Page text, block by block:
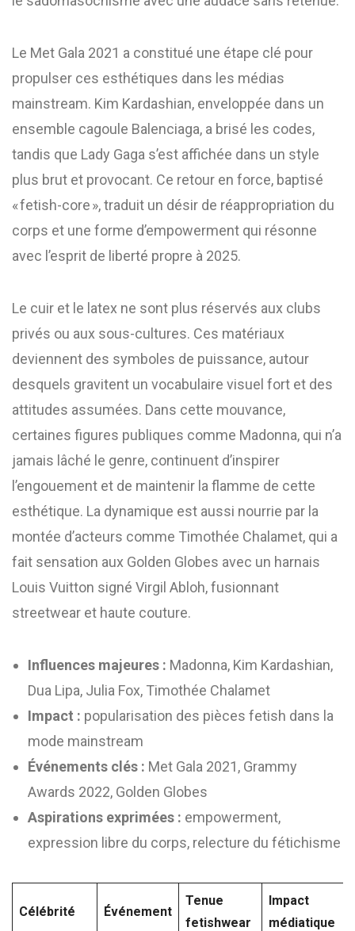
Le Met Gala 2021 a constitué une étape clé pour
propulser ces esthétiques dans les médias
mainstream. Kim Kardashian, enveloppée dans un
ensemble cagoule Balenciaga, a brisé les codes,
tandis que Lady Gaga s’est affichée dans un style
plus brut et provocant. Ce retour en force, baptisé
« fetish-core », traduit un désir de réappropriation du
corps et une forme d’empowerment qui résonne
avec l’esprit de liberté propre à 2025.
Le cuir et le latex ne sont plus réservés aux clubs
privés ou aux sous-cultures. Ces matériaux
deviennent des symboles de puissance, autour
desquels gravitent un vocabulaire visuel fort et des
attitudes assumées. Dans cette mouvance,
certaines figures publiques comme Madonna, qui n’a
jamais lâché le genre, continuent d’inspirer
l’engouement et de maintenir la flamme de cette
esthétique. La dynamique est aussi nourrie par la
montée d’acteurs comme Timothée Chalamet, qui a
fait sensation aux Golden Globes avec un harnais
Louis Vuitton signé Virgil Abloh, fusionnant
streetwear et haute couture.
Influences majeures : Madonna, Kim Kardashian,
Dua Lipa, Julia Fox, Timothée Chalamet
Impact : popularisation des pièces fetish dans la
mode mainstream
Événements clés : Met Gala 2021, Grammy
Awards 2022, Golden Globes
Aspirations exprimées : empowerment,
expression libre du corps, relecture du fétichisme
Célébrité Événement
Tenue
fetishwear
Impact
médiatique